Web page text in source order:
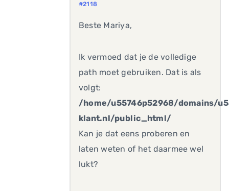
#2118
Beste Mariya,
Ik vermoed dat je de volledige
path moet gebruiken. Dat is als
volgt:
/home/u55746p52968/domains/
klant.nl/public_html/
Kan je dat eens proberen en
laten weten of het daarmee wel
lukt?